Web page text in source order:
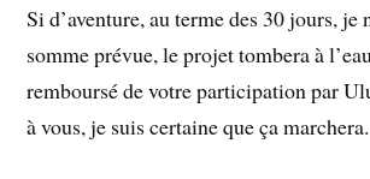
Si d’aventure, au terme des 30 jours, je
somme prévue, le projet tombera à
remboursé de votre participation par
à vous, je suis certaine que ça marchera.